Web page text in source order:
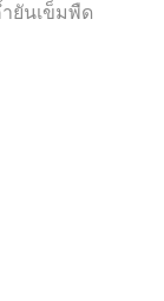
ยันเข็มพืด